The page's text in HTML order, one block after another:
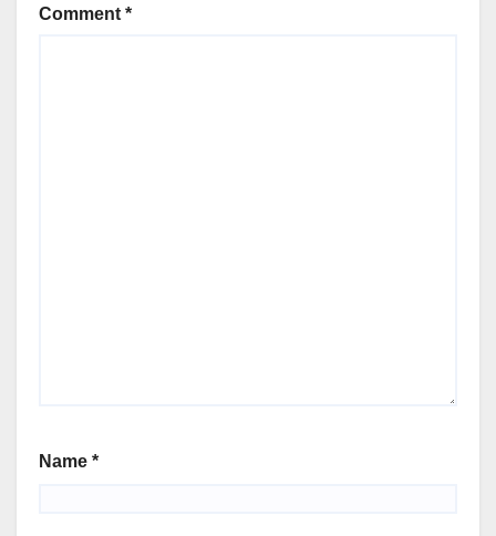
Comment*
Name *